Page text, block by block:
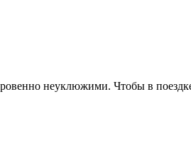
неуклюжими. Чтобы в